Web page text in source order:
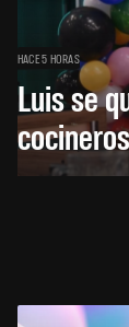
HACE 5 HORAS
Luis se